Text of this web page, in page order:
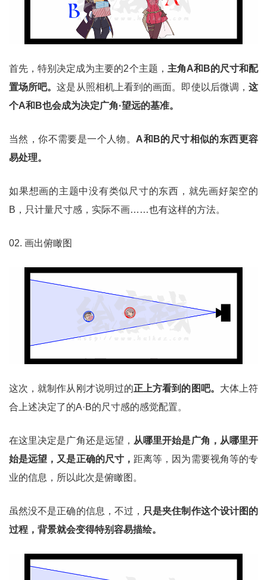
首先，特别决定成为主要的2个主题， 主角A和B的尺寸和配
置场所吧。这是从照相机上看到的画面。即使以后微调，这
个A和B也会成为决定广角·望远的基准。
当然，你不需要是一个人物。 A和B的尺寸相似的东西更容
易处理。
如果想画的主题中没有类似尺寸的东西，就先画好架空的
B，只计量尺寸感，实际不画……也有这样的方法。
02. 画出俯瞰图
这次，就制作从刚才说明过的正上方看到的图吧。 大体上符
合上述决定了的A·B的尺寸感的感觉配置。
在这里决定是广角还是远望， 从哪里开始是广角，从哪里开
始是远望，又是正确的尺寸， 距离等，因为需要视角等的专
业的信息，所以此次是俯瞰图。
虽然没不是正确的信息，不过， 只是夹住制作这个设计图的
过程，背景就会变得特别容易描绘。